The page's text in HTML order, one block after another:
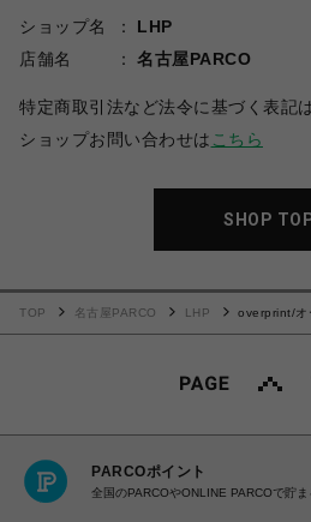
ショップ名
LHP
店舗名
名古屋PARCO
特定商取引法など法令に基づく表記
ショップお問い合わせは こちら
SHOP
TOP 名古屋PARCO LHP
overprint/オ
PARCOポイント
全国のPARCOやONLINE PARCOで貯ま